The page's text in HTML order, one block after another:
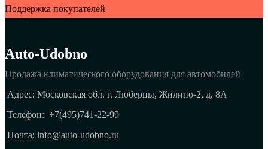
Поддержка покупателей
Auto-Udobno
Продажа климатического оборудования для автомобилей
Адрес: Московская обл. г. Люберцы, Жилино-2, д. 8A
Телефон: +7(495)741-22-99
Почта: info@auto-udobno.ru